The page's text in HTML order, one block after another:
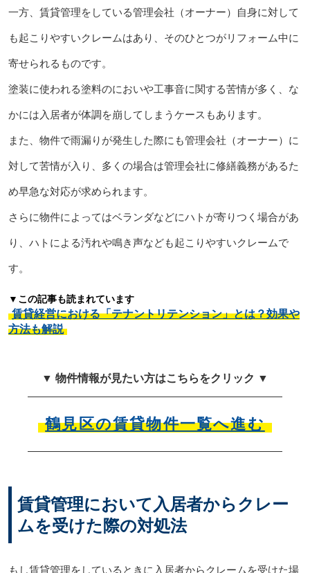
一方、賃貸管理をしている管理会社（オーナー）自身に対して
も起こりやすいクレームはあり、そのひとつがリフォーム中に
寄せられるものです。
塗装に使われる塗料のにおいや工事音に関する苦情が多く、な
かには入居者が体調を崩してしまうケースもあります。
また、物件で雨漏りが発生した際にも管理会社（オーナー）に
対して苦情が入り、多くの場合は管理会社に修繕義務があるた
め早急な対応が求められます。
さらに物件によってはベランダなどにハトが寄りつく場合があ
り、ハトによる汚れや鳴き声なども起こりやすいクレームで
す。
▼この記事も読まれています
賃貸経営における「テナントリテンション」とは？効果や
方法も解説
▼ 物件情報が見たい方はこちらをクリック ▼
鶴見区の賃貸物件一覧へ進む
賃貸管理において入居者からクレー
ムを受けた際の対処法
もし賃貸管理をしているときに入居者からクレームを受けた場